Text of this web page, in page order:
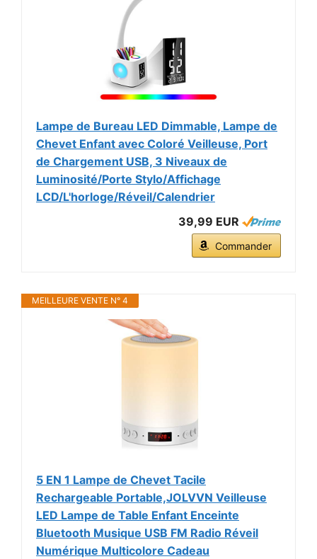
Lampe de Bureau LED Dimmable, Lampe de
Chevet Enfant avec Coloré Veilleuse, Port
de Chargement USB, 3 Niveaux de
Luminosité/Porte Stylo/Affichage
LCD/L'horloge/Réveil/Calendrier
39,99 EUR
Commander
MEILLEURE VENTE N° 4
5 EN 1 Lampe de Chevet Tacile
Rechargeable Portable,JOLVVN Veilleuse
LED Lampe de Table Enfant Enceinte
Bluetooth Musique USB FM Radio Réveil
Numérique Multicolore Cadeau